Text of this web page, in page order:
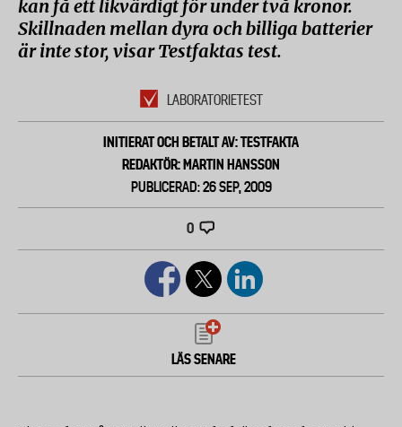
kan få ett likvärdigt för under två kronor.
Skillnaden mellan dyra och billiga batterier
är inte stor, visar Testfaktas test.
LABORATORIETEST
INITIERAT OCH BETALT AV: TESTFAKTA
REDAKTÖR: MARTIN HANSSON
PUBLICERAD: 26 SEP, 2009
0
LÄS SENARE